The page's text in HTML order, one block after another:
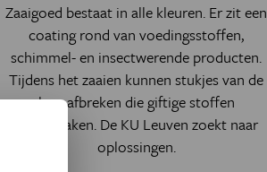
Zaaigoed bestaat in alle kleuren. Er zit een
coating rond van voedingsstoffen,
schimmel- en insectwerende producten.
Tijdens het zaaien kunnen stukjes van de
laag afbreken die giftige stoffen
veroorzaken. De KU Leuven zoekt naar
oplossingen.